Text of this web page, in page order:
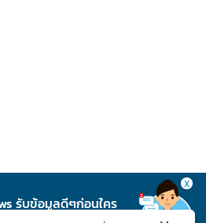
รับข้อมูลดีๆก่อนใคร
X